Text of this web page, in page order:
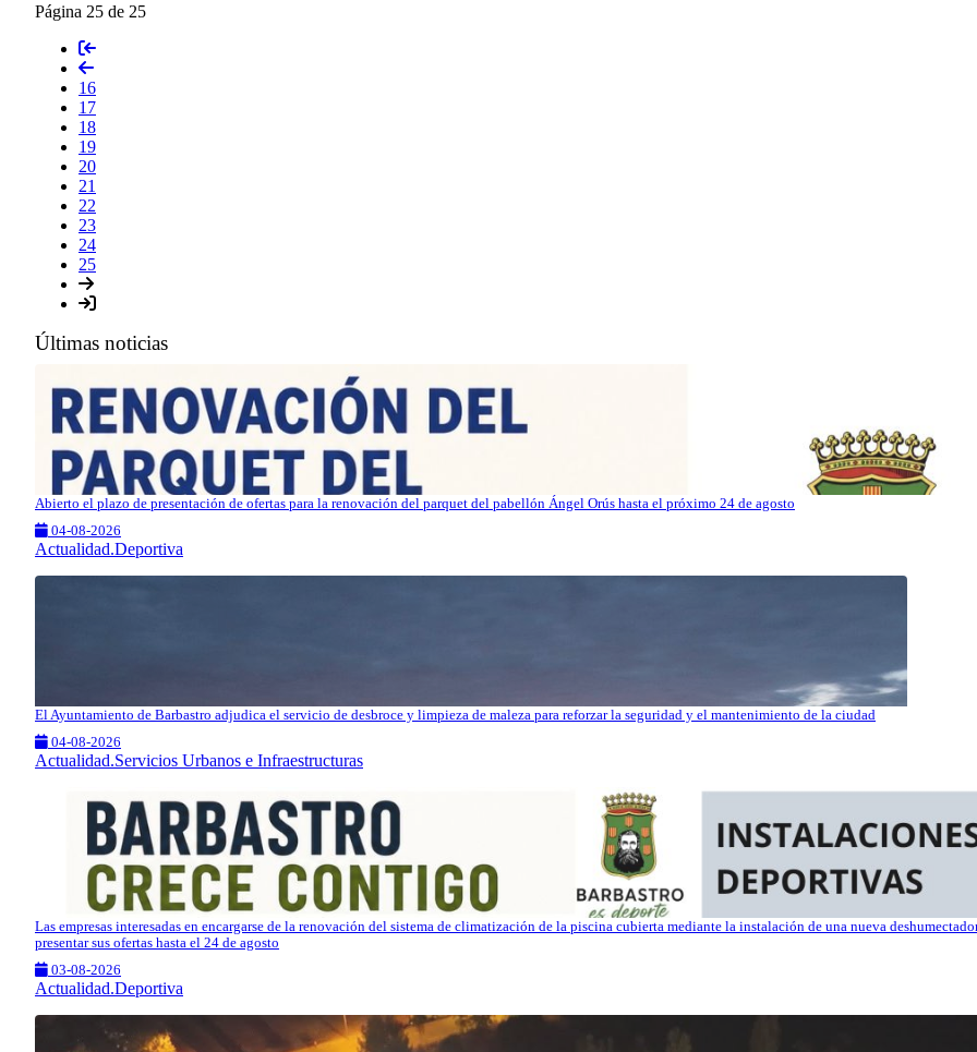
Página 25 de 25
16
17
18
19
20
21
22
23
24
25
Últimas noticias
Abierto el plazo de presentación de ofertas para la renovación del parquet del pabellón Ángel Orús hasta el próximo 24 de agosto
04-08-2026
Actualidad.Deportiva
El Ayuntamiento de Barbastro adjudica el servicio de desbroce y limpieza de maleza para reforzar la seguridad y el mantenimiento de la ciudad
04-08-2026
Actualidad.Servicios Urbanos e Infraestructuras
Las empresas interesadas en encargarse de la renovación del sistema de climatización de la piscina cubierta mediante la instalación de una nueva
presentar sus ofertas hasta el 24 de agosto
03-08-2026
Actualidad.Deportiva